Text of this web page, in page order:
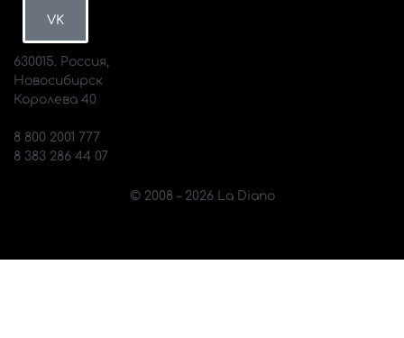
VK
630015. Россия,
Новосибирск
Королева 40
8 800 2001 777
8 383 286 44 07
© 2008 – 2026 La Diano